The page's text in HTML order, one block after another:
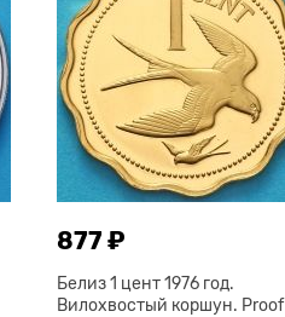
877 ₽
Белиз 1 цент 1976 год.
Вилохвостый коршун. Proof